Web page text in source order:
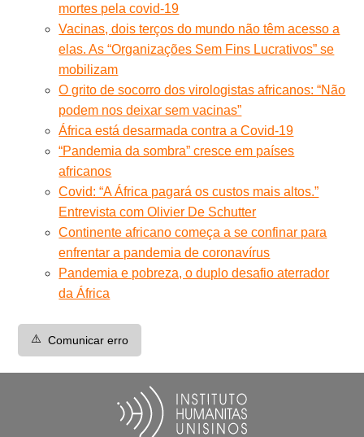
mortes pela covid-19
Vacinas, dois terços do mundo não têm acesso a
elas. As “Organizações Sem Fins Lucrativos” se
mobilizam
O grito de socorro dos virologistas africanos: “Não
podem nos deixar sem vacinas”
África está desarmada contra a Covid-19
“Pandemia da sombra” cresce em países
africanos
Covid: “A África pagará os custos mais altos.”
Entrevista com Olivier De Schutter
Continente africano começa a se confinar para
enfrentar a pandemia de coronavírus
Pandemia e pobreza, o duplo desafio aterrador
da África
⚠️ Comunicar erro